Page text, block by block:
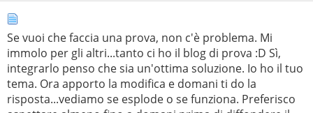
Se vuoi che faccia una prova, non c'è problema. Mi
immolo per gli altri...tanto ci ho il blog di prova :D Sì,
integrarlo penso che sia un'ottima soluzione. Io ho il tuo
tema. Ora apporto la modifica e domani ti do la
risposta...vediamo se esplode o se funziona. Preferisco